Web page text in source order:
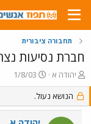
תחבורה ציבורית
חברת נסיעות
פ
ו
ת
ח
יהודה א
פ
ו
ר
ס
ם
1/8/03
הנושא נעול.